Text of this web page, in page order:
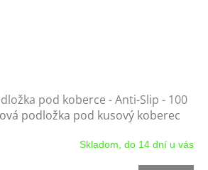
pod koberce - Anti-Slip - 100
podložka pod kusový koberec
Skladom, do 14 dní u vás